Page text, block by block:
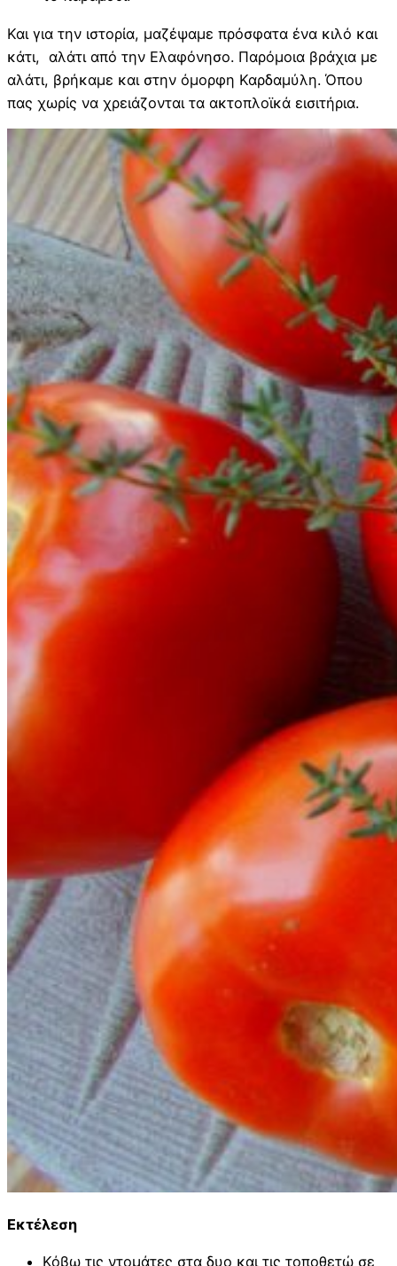
Και για την ιστορία, μαζέψαμε πρόσφατα ένα κιλό και
κάτι, αλάτι από την Ελαφόνησο. Παρόμοια βράχια με
αλάτι, βρήκαμε και στην όμορφη Καρδαμύλη. Όπου
πας χωρίς να χρειάζονται τα ακτοπλοϊκά εισιτήρια.
Εκτέλεση
Κόβω τις ντομάτες στα δυο και τις τοποθετώ σε